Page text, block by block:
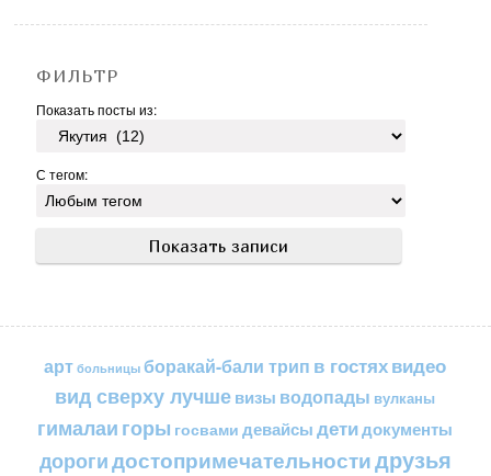
ФИЛЬТР
Показать посты из:
С тегом:
арт больницы боракай-бали трип в гостяхвидео
вид сверху лучшевизы водопады вулканы
гималаи горы госвами девайсы детидокументы
дорогидостопримечательностидрузья